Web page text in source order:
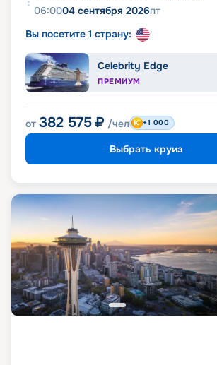
06:0004 сентября 2026пт
Вы посетите 1 страну:
Celebrity Edge
ПРЕМИУМ
от 382 575 ₽ /чел +1 000
Выбрать круиз